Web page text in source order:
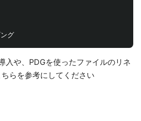
入や、PDGを使ったファイルのリネ
らを参考にしてください